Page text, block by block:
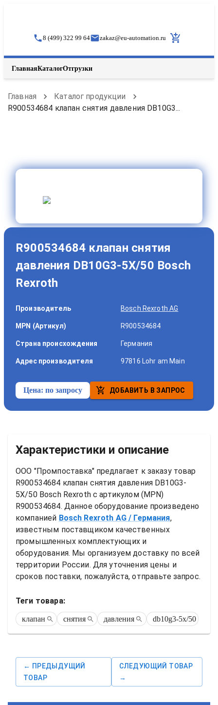
8 (499) 322 99 64 zakaz@eu-automation.ru
ГлавнаяКаталогОтгрузки
Главная
Каталог продукции
R900534684 клапан снятия давления DB10G3...
R900534684 клапан снятия
давления DB10G3-5X/50 Bosch
Rexroth
Производитель Bosch Rexroth AG
MPN (Артикул) R900534684
Страна происхождения Германия
Адрес производителя 97816 Lohr am Main
Цена: по запросу ДОБАВИТЬ В ЗАПРОС
Характеристики и описание
ООО "Промпоставка" предлагает к заказу товар
R900534684 клапан снятия давления DB10G3-
5X/50 Bosch Rexroth
R900534684. Данное оборудование произведено
компанией Bosch Rexroth AG / Германия,
известным поставщиком качественных
промышленных комплектующих и
оборудования. Мы организуем доставку по всей
территории России. Для уточнения цены и
сроков поставки, пожалуйста, отправьте запрос.
Теги товара:
клапан снятия давления db10g3-5x/50
← ПРЕДЫДУЩИЙ
ТОВАР
СЛЕДУЮЩИЙ ТОВАР
→